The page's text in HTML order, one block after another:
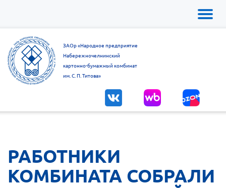
Toggle
ЗАОр «Народное предприятие
Набережночелнинский
картонно-бумажный комбинат
им. С. П. Титова»
РАБОТНИКИ
КОМБИНАТА СОБРАЛИ